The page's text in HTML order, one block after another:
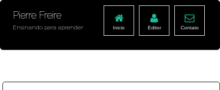
Pierre Freire
Ensinando para aprender Inicio Editor Contato